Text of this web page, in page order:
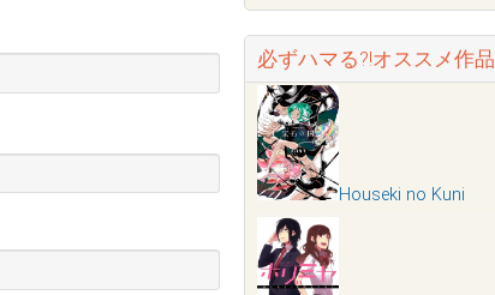
必ずハマる?!オススメ作品
Houseki no Kuni